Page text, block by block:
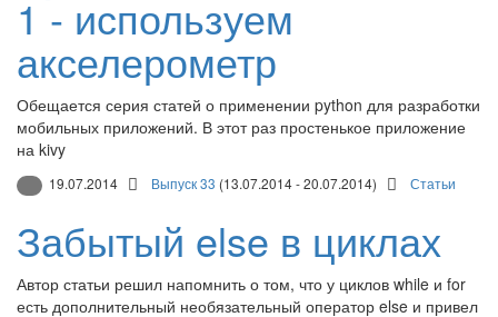
1 - используем
акселерометр
Обещается серия статей о применении python для разработки
мобильных приложений. В этот раз простенькое приложение
на kivy
19.07.2014 Выпуск 33 (13.07.2014 - 20.07.2014) Статьи
Забытый else в циклах
Автор статьи решил напомнить о том, что у циклов while и for
есть дополнительный необязательный оператор else и привел